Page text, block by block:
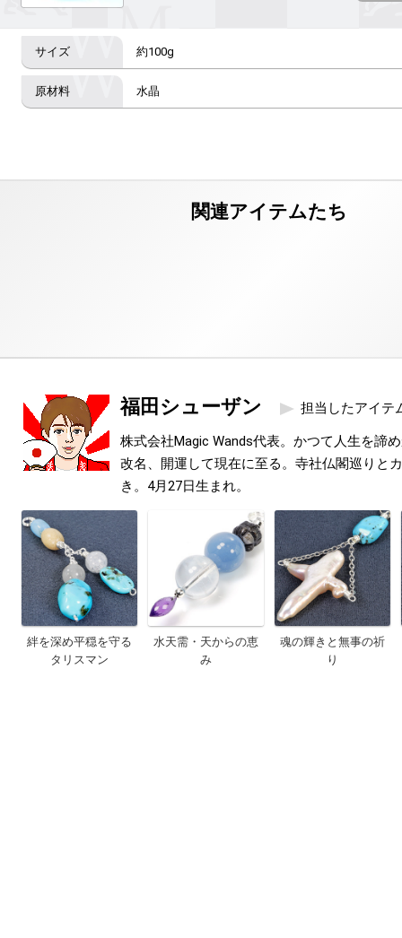
約100g
水晶
福田シューザン 担当したアイテ
株式会社Magic Wands代表。かつて人生を諦
改名、開運して現在に至る。寺社仏閣巡りと
き。4月27日生まれ。
絆を深め平穏を守る
タリスマン
水天需・天からの恵
み
魂の輝きと無事の祈
り